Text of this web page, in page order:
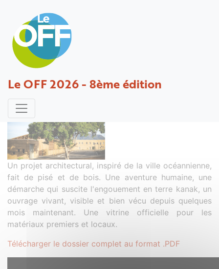
Le OFF 2026 - 8ème édition
COLLEGE PAIAMBOUE DE KONE
Projet déposé par RAYNAL - 30 novembre 2016
Un projet architectural, inspiré de la ville océannienne,
fait de pisé et de bois. Une aventure humaine, une
démarche qui suscite l'engouement en terre kanak, un
ouvrage vivant, visible et bien vécu depuis quelques
mois maintenant. Une vitrine officielle pour les
matériaux premiers et locaux.
Télécharger le dossier complet au format .PDF